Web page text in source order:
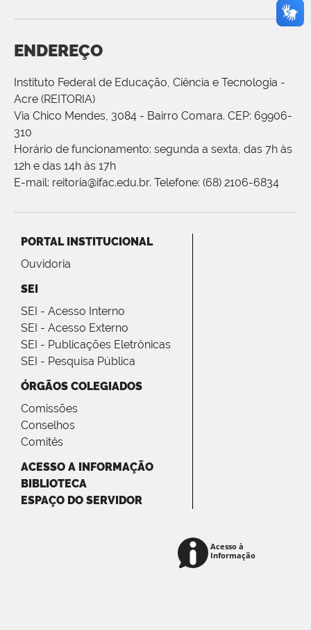
ENDEREÇO
Instituto Federal de Educação, Ciência e Tecnologia -
Acre (REITORIA)
Via Chico Mendes, 3084 - Bairro Comara. CEP: 69906-
310
Horário de funcionamento: segunda a sexta, das 7h às
12h e das 14h às 17h
E-mail: reitoria@ifac.edu.br. Telefone: (68) 2106-6834
PORTAL INSTITUCIONAL
Ouvidoria
SEI
SEI - Acesso Interno
SEI - Acesso Externo
SEI - Publicações Eletrônicas
SEI - Pesquisa Pública
ÓRGÃOS COLEGIADOS
Comissões
Conselhos
Comitês
ACESSO A INFORMAÇÃO
BIBLIOTECA
ESPAÇO DO SERVIDOR